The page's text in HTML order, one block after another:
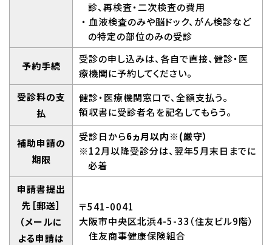
診、再検査・二次検査の費用
・血液検査のみや脳ドック、がん検診など
の特定の部位のみの受診
予約手続
受診の申し込みは、各自で直接、健診・医
療機関に予約してください。
受診料の支
払
健診・医療機関窓口で、全額支払う。
領収書に受診者名を記名してもらう。
補助申請の
期限
受診日から6ヵ月以内※(厳守）
※12月以降受診分は、翌年5月末日までに
必着
申請書提出
先［郵送］
（メールに
よる申請は
〒541-0041
大阪市中央区北浜4-5-33（住友ビル9階）
住友商事健康保険組合